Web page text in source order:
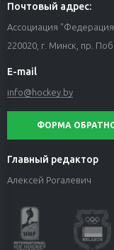
Почтовый адрес:
Ассоциация
220020, г. Минск, пр.
E-mail
info@hockey.by
ФОРМА
Главный редактор
Алексей Рогалевич